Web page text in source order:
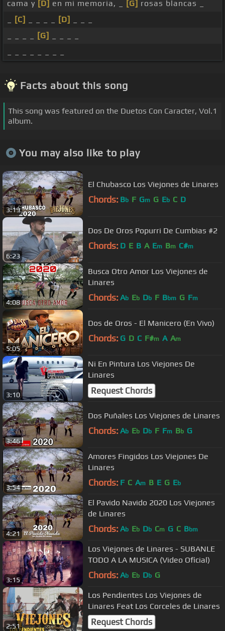
cama y [D] en mi memoria, _ [G] rosas blancas _
[C] [D]
[G]
Facts about this song
This song was featured on the Duetos Con Caracter, Vol.1
album.
You may also like to play
3:19
El Chubasco Los Viejones de Linares
Chords: Bb F Gm G Eb C D
6:23
Dos De Oros Popurri De Cumbias #2
Chords: D E B A Em Bm C#m
4:08
Busca Otro Amor Los Viejones de
Linares
Chords: Ab Eb Db F Bbm G Fm
5:05
Dos de Oros - El Manicero (En Vivo)
Chords: G D C F#m A Am
3:10
Ni En Pintura Los Viejones De
Linares
Request Chords
3:46
Dos Puñales Los Viejones de Linares
Chords: Ab Eb Db F Fm Bb G
3:54
Amores Fingidos Los Viejones De
Linares
Chords: F C Am B E G Eb
4:21
El Pavido Navido 2020 Los Viejones
de Linares
Chords: Ab Eb Db Cm G C Bbm
3:15
Los Viejones de Linares - SUBANLE
TODO A LA MUSICA (Video Oficial)
Chords: Ab Eb Db G
2:51
Los Pendientes Los Viejones de
Linares Feat Los Corceles de Linares
Request Chords